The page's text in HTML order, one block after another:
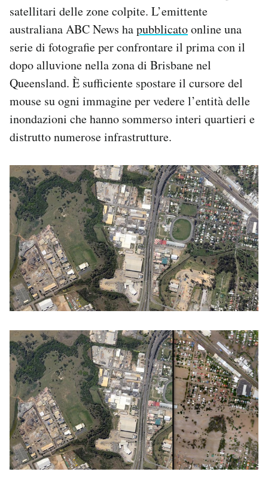
satellitari delle zone colpite. L’emittente
australiana ABC News hapubblicatoonline una
serie di fotografie per confrontare il prima con il
dopo alluvione nella zona di Brisbane nel
Queensland. È sufficiente spostare il cursore del
mouse su ogni immagine per vedere l’entità delle
inondazioni che hanno sommerso interi quartieri e
distrutto numerose infrastrutture.